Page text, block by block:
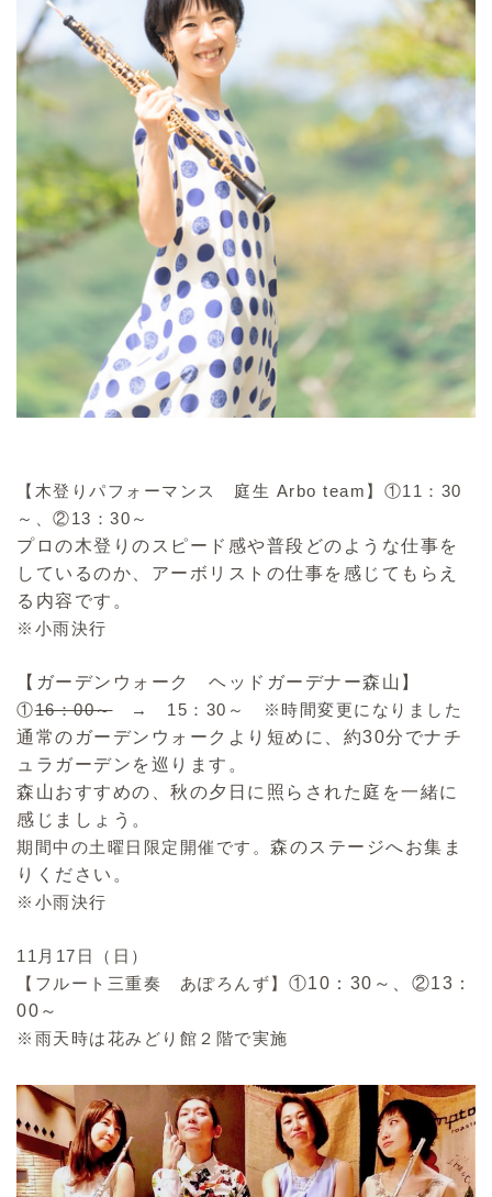
【木登りパフォーマンス 庭生 Arbo team】①11：30
～、②13：30～
プロの木登りのスピード感や普段どのような仕事を
しているのか、アーボリストの仕事を感じてもらえ
る内容です。
※小雨決行
【 ガーデンウォーク ヘッドガーデナー森山 】
①16：00～→ 15：30～ ※時間変更になりました
通常のガーデンウォークより短めに、約30分でナチ
ュラガーデンを巡ります。
森山おすすめの、秋の夕日に照らされた庭を一緒に
感じましょう。
期間中の土曜日限定開催です。 森のステージへお集ま
りください。
※小雨決行
11月17日（日）
【フルート三重奏 あぽろんず】 ①10：30～、②13：
00～
※雨天時は花みどり館２階で実施